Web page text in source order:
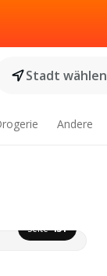
Stadt wählen
Andere
Seite431